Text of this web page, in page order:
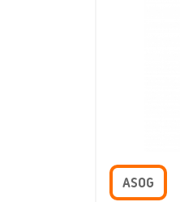
ASOG